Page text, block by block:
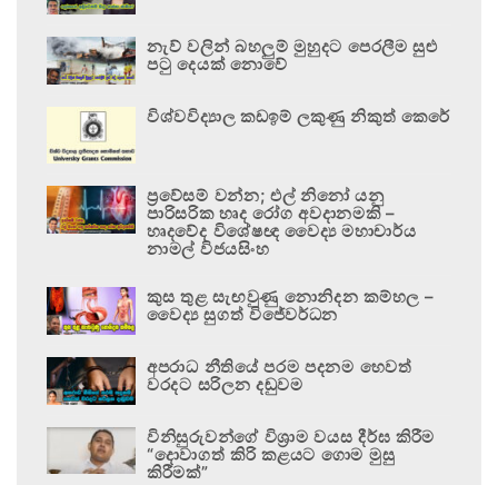
නැව් වලින් බහලුම් මුහුදට පෙරලීම සුළු
පටු දෙයක් නොවේ
විශ්වවිද්‍යාල කඩඉම් ලකුණු නිකුත් කෙරේ
ප්‍රවේසම් වන්න; එල් නිනෝ යනු
පාරිසරික හෘද රෝග අවදානමකි –
හෘදවේද විශේෂඥ වෛද්‍ය මහාචාර්ය
නාමල් විජයසිංහ
කුස තුළ සැඟවුණු නොනිදන කම්හල –
වෛද්‍ය සුගත් විජේවර්ධන
අපරාධ නීතියේ පරම පදනම හෙවත්
වරදට සරිලන දඬුවම
විනිසුරුවන්ගේ විශ්‍රාම වයස දීර්ඝ කිරීම
“දොවාගත් කිරි කළයට ගොම මුසු
කිරීමක්”